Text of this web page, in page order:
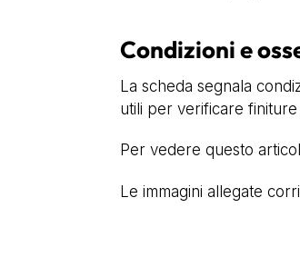
Condizioni e
La scheda segnala
utili per verificare
Per vedere questo
Le immagini allegate